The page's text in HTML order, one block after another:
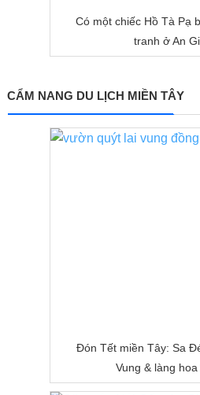
Có một chiếc Hồ Tà Pạ
tranh ở An
CẨM NANG DU LỊCH MIỀN TÂY
Đón Tết miền Tây: Sa
Vung & làng